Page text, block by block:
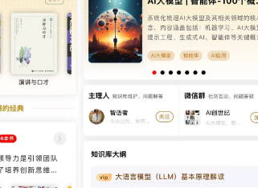
的总指挥
身影：一边回头张望前翼，一边侧身殿
强——弱于肉搏，强于心计。没有狼王